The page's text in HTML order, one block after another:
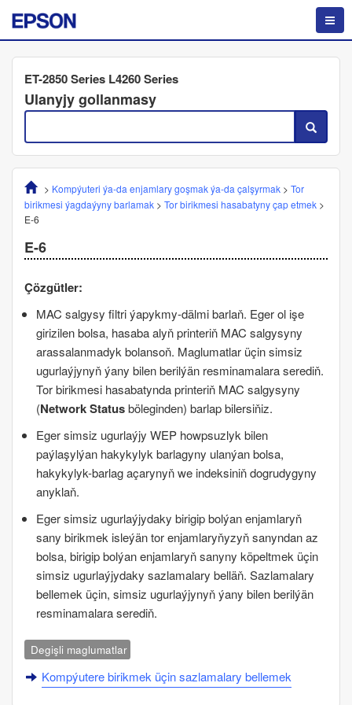
ET-2850 Series L4260 Series
Ulanyjy gollanmasy
> Kompýuteri ýa-da enjamlary goşmak ýa-da çalşyrmak> Tor
birikmesi ýagdaýyny barlamak > Tor birikmesi hasabatyny çap etmek >
E-6
E-6
Çözgütler:
MAC salgysy filtri ýapykmy-dälmi barlaň. Eger ol işe
girizilen bolsa, hasaba alyň printeriň MAC salgysyny
arassalanmadyk bolansoň. Maglumatlar üçin simsiz
ugurlaýjynyň ýany bilen berilýän resminamalara serediň.
Tor birikmesi hasabatynda printeriň MAC salgysyny
(Network Statusböleginden) barlap bilersiňiz.
Eger simsiz ugurlaýjy WEP howpsuzlyk bilen
paýlaşylýan hakykylyk barlagyny ulanýan bolsa,
hakykylyk-barlag açarynyň we indeksiniň dogrudygyny
anyklaň.
Eger simsiz ugurlaýjydaky birigip bolýan enjamlaryň
sany birikmek isleýän tor enjamlaryňyzyň sanyndan az
bolsa, birigip bolýan enjamlaryň sanyny köpeltmek üçin
simsiz ugurlaýjydaky sazlamalary belläň. Sazlamalary
bellemek üçin, simsiz ugurlaýjynyň ýany bilen berilýän
resminamalara serediň.
Degişli maglumatlar
Kompýutere birikmek üçin sazlamalary bellemek